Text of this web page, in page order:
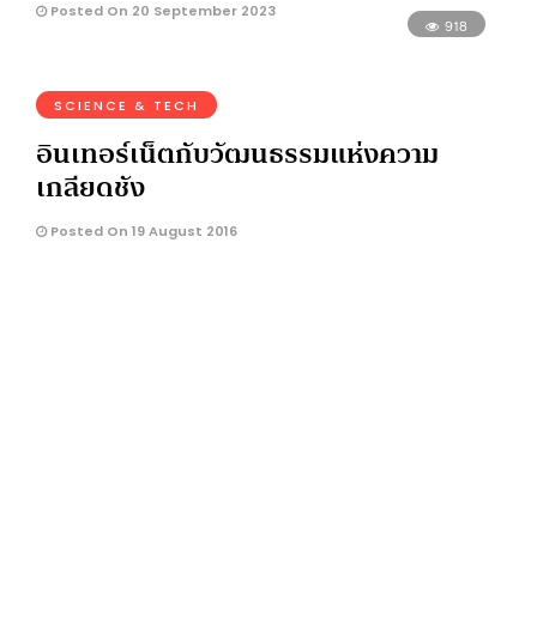
Posted On 20 September 2023
918
SCIENCE & TECH
อินเทอร์เน็ตกับวัฒนธรรมแห่งความ
เกลียดชัง
Posted On 19 August 2016